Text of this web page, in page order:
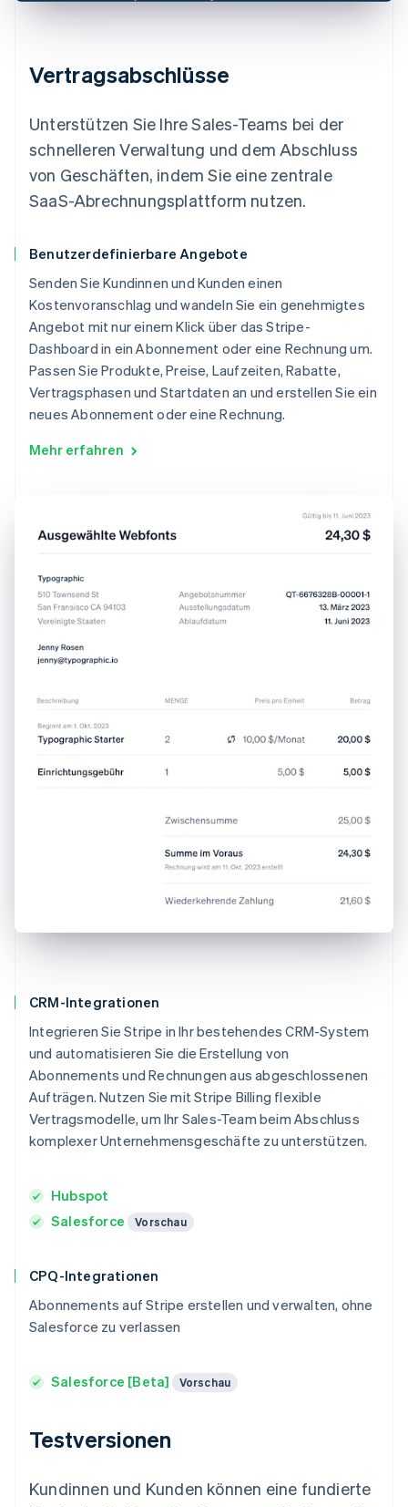
Vertragsabschlüsse
Unterstützen Sie Ihre Sales-Teams bei der
schnelleren Verwaltung und dem Abschluss
von Geschäften, indem Sie eine zentrale
SaaS-Abrechnungsplattform nutzen.
Benutzerdefinierbare Angebote
Senden Sie Kundinnen und Kunden einen
Kostenvoranschlag und wandeln Sie ein genehmigtes
Angebot mit nur einem Klick über das Stripe-
Dashboard in ein Abonnement oder eine Rechnung um.
Passen Sie Produkte, Preise, Laufzeiten, Rabatte,
Vertragsphasen und Startdaten an und erstellen Sie ein
neues Abonnement oder eine Rechnung.
Mehr erfahren
CRM-Integrationen
Integrieren Sie Stripe in Ihr bestehendes CRM-System
und automatisieren Sie die Erstellung von
Abonnements und Rechnungen aus abgeschlossenen
Aufträgen. Nutzen Sie mit Stripe Billing flexible
Vertragsmodelle, um Ihr Sales-Team beim Abschluss
komplexer Unternehmensgeschäfte zu unterstützen.
Hubspot
Salesforce
Vorschau
CPQ-Integrationen
Abonnements auf Stripe erstellen und verwalten, ohne
Salesforce zu verlassen
Salesforce [Beta] Vorschau
Testversionen
Kundinnen und Kunden können eine fundierte